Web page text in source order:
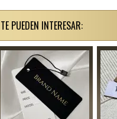
PUEDEN INTERESAR: